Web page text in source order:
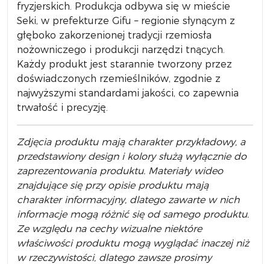
fryzjerskich. Produkcja odbywa się w mieście
Seki, w prefekturze Gifu – regionie słynącym z
głęboko zakorzenionej tradycji rzemiosła
nożowniczego i produkcji narzędzi tnących.
Każdy produkt jest starannie tworzony przez
doświadczonych rzemieślników, zgodnie z
najwyższymi standardami jakości, co zapewnia
trwałość i precyzję.
Zdjęcia produktu mają charakter przykładowy, a
przedstawiony design i kolory służą wyłącznie do
zaprezentowania produktu. Materiały wideo
znajdujące się przy opisie produktu mają
charakter informacyjny, dlatego zawarte w nich
informacje mogą różnić się od samego produktu.
Ze względu na cechy wizualne niektóre
właściwości produktu mogą wyglądać inaczej niż
w rzeczywistości, dlatego zawsze prosimy